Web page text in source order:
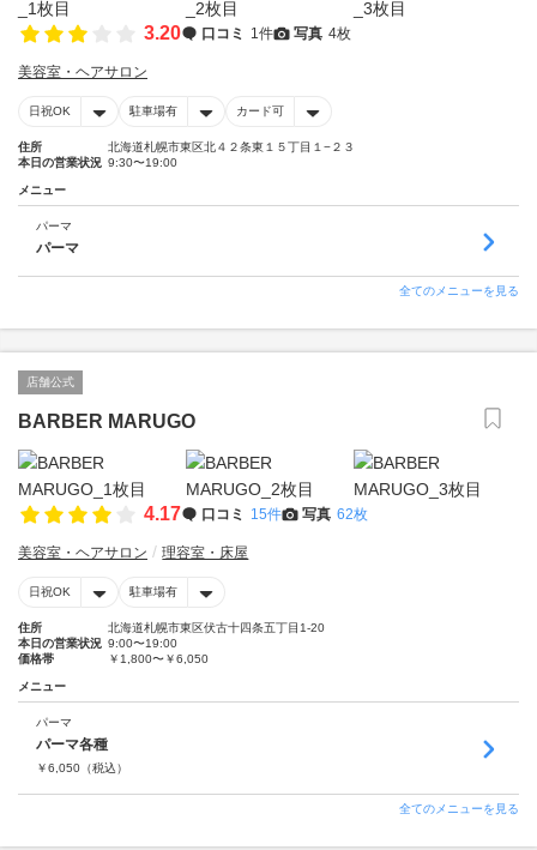
3.20 口コミ 1件 写真 4枚
美容室・ヘアサロン
日祝OK 駐車場有 カード可
住所
北海道札幌市東区北４２条東１５丁目１−２３
本日の営業状況 9:30〜19:00
メニュー
パーマ
パーマ
全てのメニューを見る
店舗公式
BARBER MARUGO
4.17 口コミ 15件 写真 62枚
美容室・ヘアサロン 理容室・床屋
日祝OK 駐車場有
住所
北海道札幌市東区伏古十四条五丁目1-20
本日の営業状況 9:00〜19:00
価格帯
￥1,800〜￥6,050
メニュー
パーマ
パーマ各種
￥6,050 （税込）
全てのメニューを見る